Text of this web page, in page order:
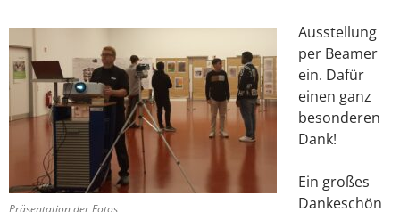
Präsentation der Fotos
Ausstellung
per Beamer
ein. Dafür
einen ganz
besonderen
Dank!
Ein großes
Dankeschön